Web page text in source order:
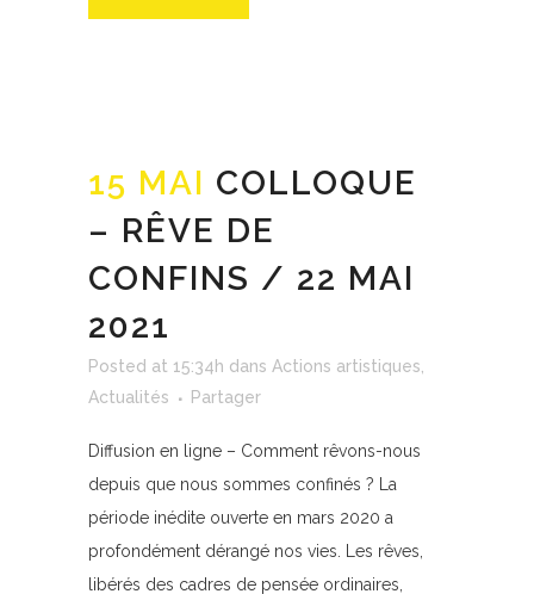
15 MAI COLLOQUE
– RÊVE DE
CONFINS / 22 MAI
2021
Posted at 15:34h dans Actions artistiques
Actualités
Partager
Diffusion en ligne – Comment rêvons-nous
depuis que nous sommes confinés ? La
période inédite ouverte en mars 2020 a
profondément dérangé nos vies. Les rêves,
libérés des cadres de pensée ordinaires,